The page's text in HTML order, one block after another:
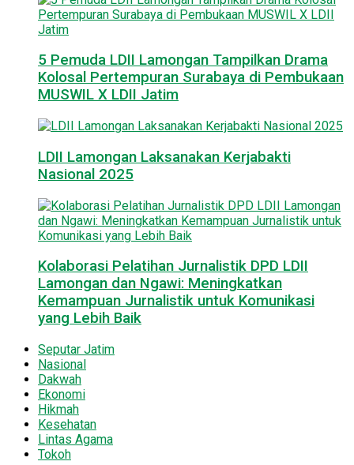
5 Pemuda LDII Lamongan Tampilkan Drama
Kolosal Pertempuran Surabaya di Pembukaan
MUSWIL X LDII Jatim
LDII Lamongan Laksanakan Kerjabakti
Nasional 2025
Kolaborasi Pelatihan Jurnalistik DPD LDII
Lamongan dan Ngawi: Meningkatkan
Kemampuan Jurnalistik untuk Komunikasi
yang Lebih Baik
Seputar Jatim
Nasional
Dakwah
Ekonomi
Hikmah
Kesehatan
Lintas Agama
Tokoh